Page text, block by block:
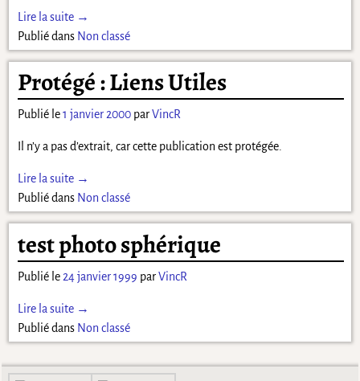
Lire la suite →
Publié dans Non classé
Protégé : Liens Utiles
Publié le1 janvier 2000 parVincR
Il n’y a pas d’extrait, car cette publication est protégée.
Lire la suite →
Publié dans Non classé
test photo sphérique
Publié le 24 janvier 1999 parVincR
Lire la suite →
Publié dans Non classé